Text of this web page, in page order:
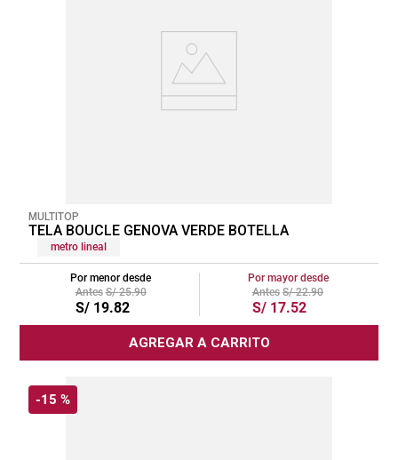
MULTITOP
TELA BOUCLE GENOVA VERDE BOTELLA
metro lineal
Por menor desde
S/ 25.90
S/ 19.82
Por mayor desde
S/ 22.90
S/ 17.52
AGREGAR A CARRITO
-15 %